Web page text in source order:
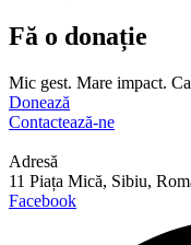
Fă o donație
Mic gest. Mare impact.
Donează
Contactează-ne
Adresă
11 Piața Mică, Sibiu,
Facebook